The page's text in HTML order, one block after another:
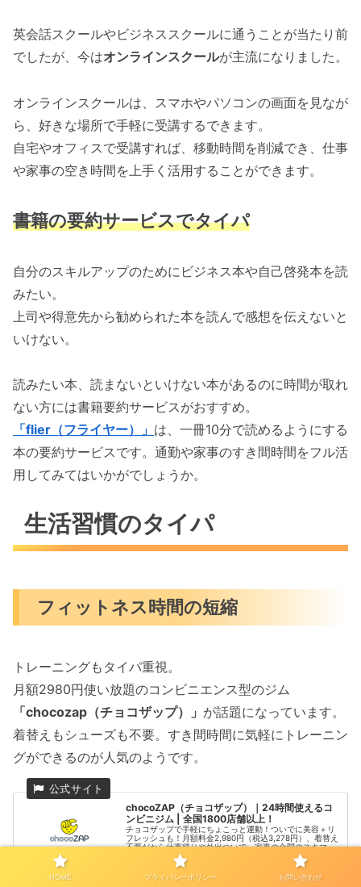
英会話スクールやビジネススクールに通うことが当たり前
でしたが、今はオンラインスクールが主流になりました。
オンラインスクールは、スマホやパソコンの画面を見なが
ら、好きな場所で手軽に受講するできます。
自宅やオフィスで受講すれば、移動時間を削減でき、仕事
や家事の空き時間を上手く活用することができます。
書籍の要約サービスでタイパ
自分のスキルアップのためにビジネス本や自己啓発本を読
みたい。
上司や得意先から勧められた本を読んで感想を伝えないと
いけない。
読みたい本、読まないといけない本があるのに時間が取れ
ない方には書籍要約サービスがおすすめ。
「flier（フライヤー）」 は、一冊10分で読めるようにする
本の要約サービスです。通勤や家事のすき間時間をフル活
用してみてはいかがでしょうか。
生活習慣のタイパ
フィットネス時間の短縮
トレーニングもタイパ重視。
月額2980円使い放題のコンビニエンス型のジム
「chocozap（チョコザップ）」 が話題になっています。
着替えもシューズも不要。すき間時間に気軽にトレーニン
グができるのが人気のようです。
chocoZAP（チョコザップ）｜24時間使えるコ
ンビニジム | 全国1800店舗以上！
チョコザップで手軽にちょこっと運動！ついでに美容＋リ
フレッシュも！月額料金2,980円（税込3,278円）、着替え
不要だから仕事帰りや外出ついで、家事の合間のスキマ時
間にも。1日5分の健康習慣を始めよう！
chocozap.jp
HOME プライバシーポリシー お問い合わせ